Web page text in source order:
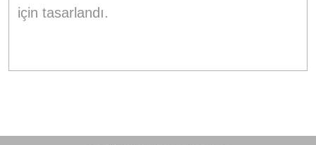
için tasarlandı.